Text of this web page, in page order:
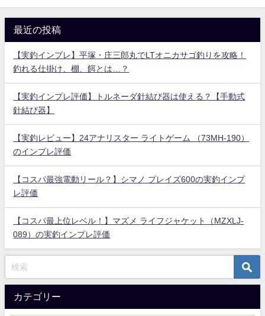
最近の投稿
【実釣インプレ】平塚・庄三郎丸でLTオニカサゴ釣りを攻略！
釣れる仕掛け、棚、餌とは…？
【実釣インプレ評価】トルネーダ針結び器は使える？【手動式
針結び器】
【実釣レビュー】24アナリスター ライトゲーム （73MH-190）
のインプレ評価
【コスパ最強電動リール？】シマノ プレイズ600の実釣インプ
レ評価
【コスパ最上位レベル！】マズメ ライフジャケット（MZXLJ-
089）の実釣インプレ評価
カテゴリー